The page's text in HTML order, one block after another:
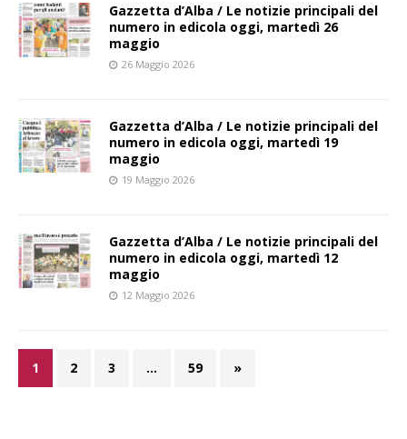
Gazzetta d’Alba / Le notizie principali del
numero in edicola oggi, martedì 26
maggio
26 Maggio 2026
Gazzetta d’Alba / Le notizie principali del
numero in edicola oggi, martedì 19
maggio
19 Maggio 2026
Gazzetta d’Alba / Le notizie principali del
numero in edicola oggi, martedì 12
maggio
12 Maggio 2026
1 2 3 … 59 »